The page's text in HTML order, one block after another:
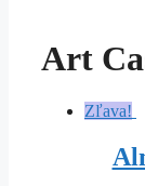
Art
Zľava!